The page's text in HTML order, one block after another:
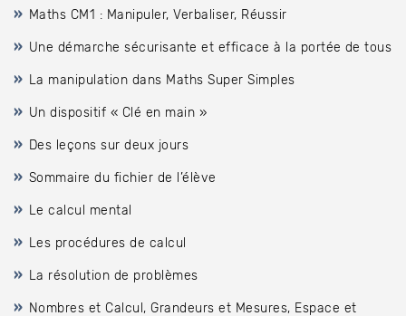
Maths CM1 : Manipuler, Verbaliser, Réussir
Une démarche sécurisante et efficace à la portée de tous
La manipulation dans Maths Super Simples
Un dispositif « Clé en main »
Des leçons sur deux jours
Sommaire du fichier de l’élève
Le calcul mental
Les procédures de calcul
La résolution de problèmes
Nombres et Calcul, Grandeurs et Mesures, Espace et